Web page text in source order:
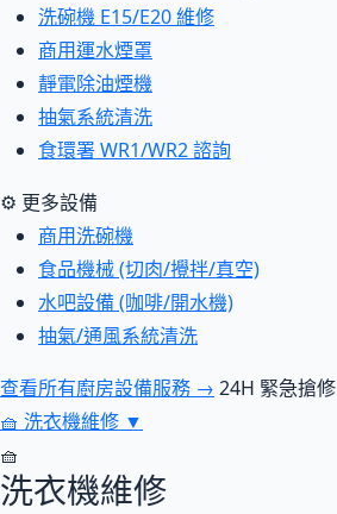
洗碗機 E15/E20 維修
商用運水煙罩
靜電除油煙機
抽氣系統清洗
食環署 WR1/WR2 諮詢
⚙ 更多設備
商用洗碗機
食品機械 (切肉/攪拌/真空)
水吧設備 (咖啡/開水機)
抽氣/通風系統清洗
查看所有廚房設備服務 → 24H 緊急搶修
🧺 洗衣機維修 ▼
🧺
洗衣機維修